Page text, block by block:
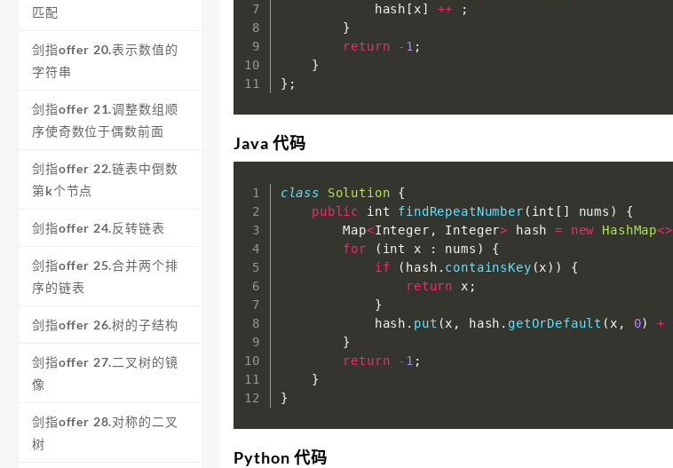
            hash
[ x] ++
;
}
return
- 1 ;
}
} ;
Java 代码
class Solution
{
public int findRepeatNumber ( int [ ] nums )
{
        Map
<Integer , Integer> hash = new HashMap<>
for
( int x : nums )
{
if
( hash . containsKey (x) )
{
return x ;
}
            hash
. put (x , hash . getOrDefault ( x , 0) +
}
return
- 1 ;
}
}
Python 代码
匹配
剑指offer 20.表示数值的
字符串
剑指offer 21.调整数组顺
序使奇数位于偶数前面
剑指offer 22.链表中倒数
第k个节点
剑指offer 24.反转链表
剑指offer 25.合并两个排
序的链表
剑指offer 26.树的子结构
剑指offer 27.二叉树的镜
像
剑指offer 28.对称的二叉
树